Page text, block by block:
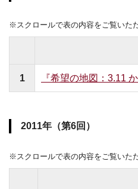
※スクロールで表の内容をご覧いた
1 『希望の地図：3.11
2011年（第6回）
※スクロールで表の内容をご覧いた